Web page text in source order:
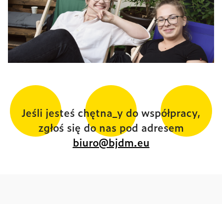
Jeśli jesteś chętna_y do współpracy,
zgłoś się do nas pod adresem
biuro@bjdm.eu